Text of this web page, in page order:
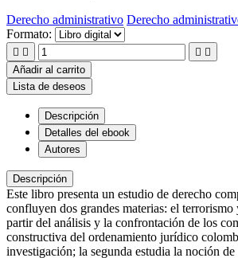
Derecho administrativo Derecho
Formato:
   
Añadir al carrito
Lista de deseos
Descripción
Detalles del ebook
Autores
Descripción
Este libro presenta un estudio de derecho
confluyen dos grandes materias: el
partir del análisis y la confrontación de los
constructiva del ordenamiento jurídico
investigación; la segunda estudia la noción